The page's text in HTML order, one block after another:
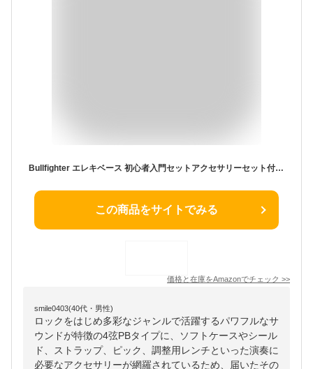
Bullfighter エレキベース 初心者入門セットアクセサリーセット付き、PB 4弦bassエレキベース初心者入門パフォーマンスロック楽器 Bass [ソフトケース/シールド/ストラップ/ピック/調整用レンチ付属]
この商品をサイトでみる
価格と在庫をAmazonでチェック >>
smile0403(40代・男性)
ロックをはじめ多彩なジャンルで活躍するパワフルなサ
ウンドが特徴の4弦PBタイプに、ソフトケースやシール
ド、ストラップ、ピック、調整用レンチといった演奏に
必要なアクセサリーが網羅されているため、届いたその